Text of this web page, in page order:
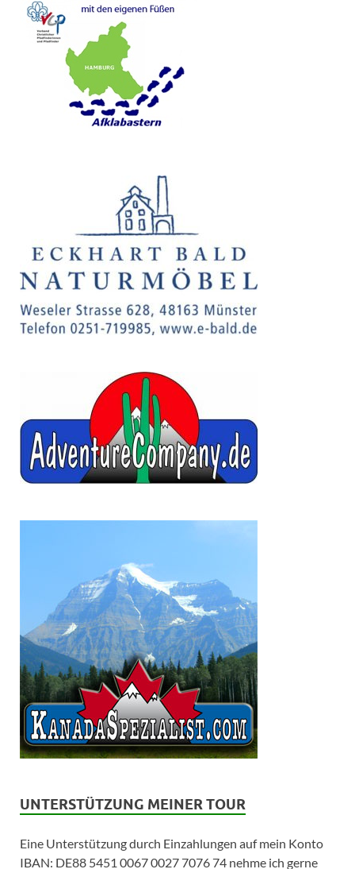
UNTERSTÜTZUNG MEINER TOUR
Eine Unterstützung durch Einzahlungen auf mein Konto
IBAN: DE88 5451 0067 0027 7076 74 nehme ich gerne